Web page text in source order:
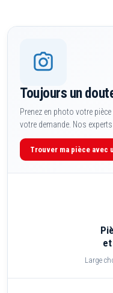
Toujours un
Prenez en photo votre
votre demande. Nos
Trouver ma pièce avec
Large